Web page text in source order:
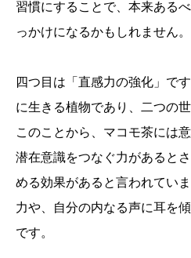
習慣にすることで、本来ある
っかけになるかもしれません。
四つ目は「直感力の強化」で
に生きる植物であり、二つの
このことから、マコモ茶には
潜在意識をつなぐ力があると
める効果があると言われてい
力や、自分の内なる声に耳を
です。